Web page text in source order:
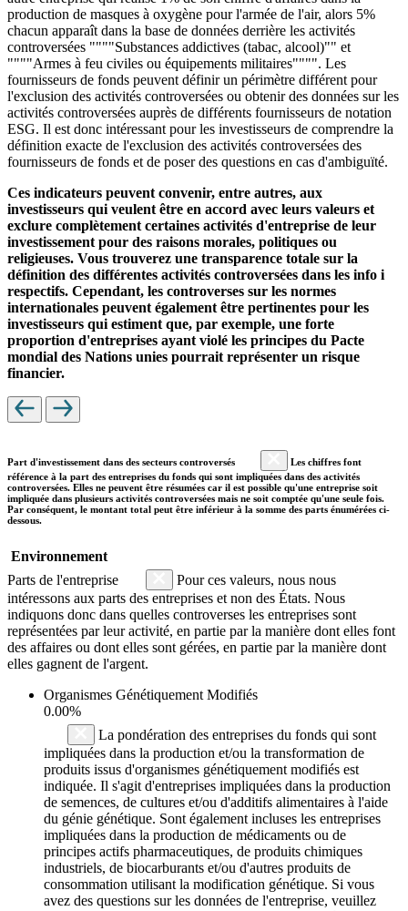
production de masques à oxygène pour l'armée de l'air, alors 5%
chacun apparaît dans la base de données derrière les activités
controversées """"Substances addictives (tabac, alcool)"" et
""""Armes à feu civiles ou équipements militaires"""". Les
fournisseurs de fonds peuvent définir un périmètre différent pour
l'exclusion des activités controversées ou obtenir des données sur les
activités controversées auprès de différents fournisseurs de notation
ESG. Il est donc intéressant pour les investisseurs de comprendre la
définition exacte de l'exclusion des activités controversées des
fournisseurs de fonds et de poser des questions en cas d'ambiguïté.
Ces indicateurs peuvent convenir, entre autres, aux
investisseurs qui veulent être en accord avec leurs valeurs et
exclure complètement certaines activités d'entreprise de leur
investissement pour des raisons morales, politiques ou
religieuses. Vous trouverez une transparence totale sur la
définition des différentes activités controversées dans les info i
respectifs. Cependant, les controverses sur les normes
internationales peuvent également être pertinentes pour les
investisseurs qui estiment que, par exemple, une forte
proportion d'entreprises ayant violé les principes du Pacte
mondial des Nations unies pourrait représenter un risque
financier.
Part d'investissement dans des secteurs controversés
Les chiffres font
référence à la part des entreprises du fonds qui sont impliquées dans des activités
controversées. Elles ne peuvent être résumées car il est possible qu'une entreprise soit
impliquée dans plusieurs activités controversées mais ne soit comptée qu'une seule fois.
Par conséquent, le montant total peut être inférieur à la somme des parts énumérées ci-
dessous.
Environnement
Parts de l'entreprise
Pour ces valeurs, nous nous
intéressons aux parts des entreprises et non des États. Nous
indiquons donc dans quelles controverses les entreprises sont
représentées par leur activité, en partie par la manière dont elles font
des affaires ou dont elles sont gérées, en partie par la manière dont
elles gagnent de l'argent.
Organismes Génétiquement Modifiés
0.00%
La pondération des entreprises du fonds qui sont
impliquées dans la production et/ou la transformation de
produits issus d'organismes génétiquement modifiés est
indiquée. Il s'agit d'entreprises impliquées dans la production
de semences, de cultures et/ou d'additifs alimentaires à l'aide
du génie génétique. Sont également incluses les entreprises
impliquées dans la production de médicaments ou de
principes actifs pharmaceutiques, de produits chimiques
industriels, de biocarburants et/ou d'autres produits de
consommation utilisant la modification génétique. Si vous
avez des questions sur les données de l'entreprise, veuillez